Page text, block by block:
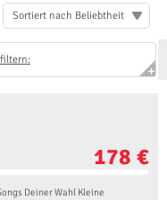
Sortiert nach Beliebtheit
178 €
Deiner Wahl Kleine